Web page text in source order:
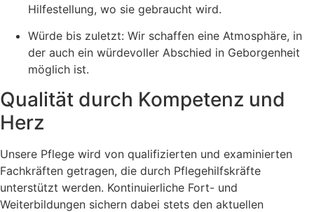
Hilfestellung, wo sie gebraucht wird.
Würde bis zuletzt: Wir schaffen eine Atmosphäre, in
der auch ein würdevoller Abschied in Geborgenheit
möglich ist.
Qualität durch Kompetenz und
Herz
Unsere Pflege wird von qualifizierten und examinierten
Fachkräften getragen, die durch Pflegehilfskräfte
unterstützt werden. Kontinuierliche Fort- und
Weiterbildungen sichern dabei stets den aktuellen